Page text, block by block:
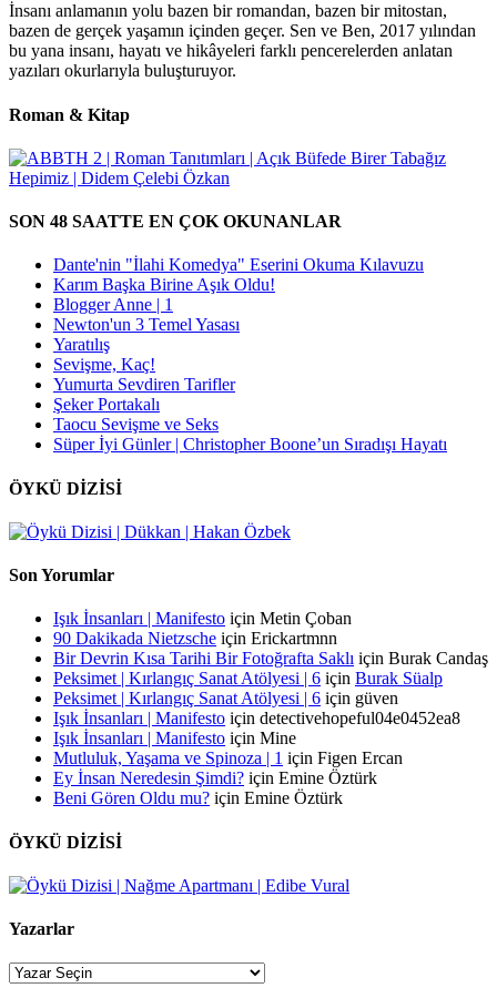
İnsanı anlamanın yolu bazen bir romandan, bazen bir mitostan,
bazen de gerçek yaşamın içinden geçer. Sen ve Ben, 2017 yılından
bu yana insanı, hayatı ve hikâyeleri farklı pencerelerden anlatan
yazıları okurlarıyla buluşturuyor.
Roman & Kitap
SON 48 SAATTE EN ÇOK OKUNANLAR
Dante'nin "İlahi Komedya" Eserini Okuma Kılavuzu
Karım Başka Birine Aşık Oldu!
Blogger Anne | 1
Newton'un 3 Temel Yasası
Yaratılış
Sevişme, Kaç!
Yumurta Sevdiren Tarifler
Şeker Portakalı
Taocu Sevişme ve Seks
Süper İyi Günler | Christopher Boone’un Sıradışı Hayatı
ÖYKÜ DİZİSİ
Son Yorumlar
Işık İnsanları | Manifesto için Metin Çoban
90 Dakikada Nietzsche için Erickartmnn
Bir Devrin Kısa Tarihi Bir Fotoğrafta Saklı için Burak Candaş
Peksimet | Kırlangıç Sanat Atölyesi | 6 için Burak Süalp
Peksimet | Kırlangıç Sanat Atölyesi | 6 için güven
Işık İnsanları | Manifesto için detectivehopeful04e0452ea8
Işık İnsanları | Manifesto için Mine
Mutluluk, Yaşama ve Spinoza | 1 için Figen Ercan
Ey İnsan Neredesin Şimdi? için Emine Öztürk
Beni Gören Oldu mu? için Emine Öztürk
ÖYKÜ DİZİSİ
Yazarlar